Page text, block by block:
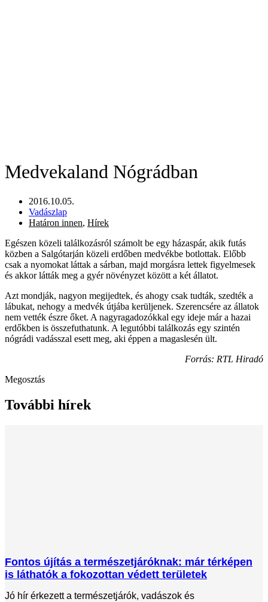
Medvekaland Nógrádban
2016.10.05.
Vadászlap
Határon innen, Hírek
Egészen közeli találkozásról számolt be egy házaspár, akik futás
közben a Salgótarján közeli erdőben medvékbe botlottak. Előbb
csak a nyomokat láttak a sárban, majd morgásra lettek figyelmesek
és akkor látták meg a gyér növényzet között a két állatot.
Azt mondják, nagyon megijedtek, és ahogy csak tudták, szedték a
lábukat, nehogy a medvék útjába kerüljenek. Szerencsére az állatok
nem vették észre őket. A nagyragadozókkal egy ideje már a hazai
erdőkben is összefuthatunk. A legutóbbi találkozás egy szintén
nógrádi vadásszal esett meg, aki éppen a magaslesén ült.
Forrás: RTL Hiradó
Megosztás
További hírek
Fontos újítás a természetjáróknak: már térképen
is láthatók a fokozottan védett területek
Jó hír érkezett a természetjárók, vadászok és